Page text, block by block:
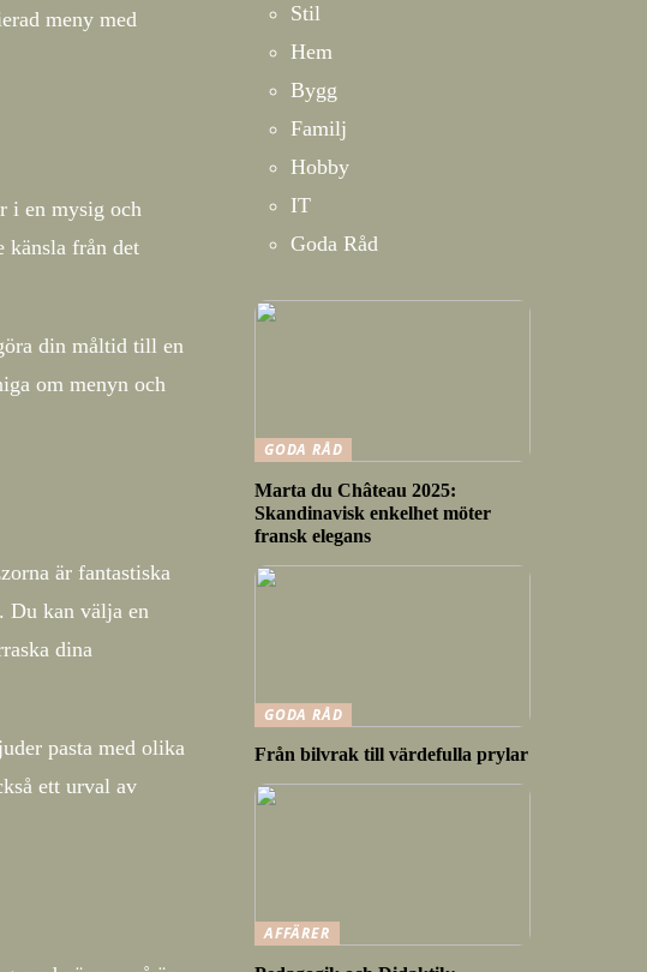
meny med
i en mysig och
känsla från det
din måltid till en
om menyn och
är fantastiska
Du kan välja en
dina
pasta med olika
ett urval av
Stil
Hem
Bygg
Familj
Hobby
IT
Goda Råd
GODA RÅD
Marta du Château 2025:
Skandinavisk enkelhet möter
fransk elegans
GODA RÅD
Från bilvrak till värdefulla prylar
AFFÄRER